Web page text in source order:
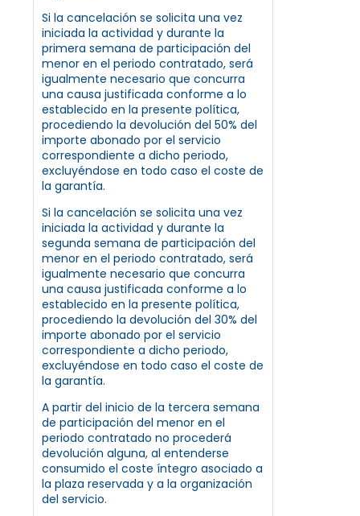
Si la cancelación se solicita una vez
iniciada la actividad y durante la
primera semana de participación del
menor en el periodo contratado, será
igualmente necesario que concurra
una causa justificada conforme a lo
establecido en la presente política,
procediendo la devolución del 50% del
importe abonado por el servicio
correspondiente a dicho periodo,
excluyéndose en todo caso el coste de
la garantía.
Si la cancelación se solicita una vez
iniciada la actividad y durante la
segunda semana de participación del
menor en el periodo contratado, será
igualmente necesario que concurra
una causa justificada conforme a lo
establecido en la presente política,
procediendo la devolución del 30% del
importe abonado por el servicio
correspondiente a dicho periodo,
excluyéndose en todo caso el coste de
la garantía.
A partir del inicio de la tercera semana
de participación del menor en el
periodo contratado no procederá
devolución alguna, al entenderse
consumido el coste íntegro asociado a
la plaza reservada y a la organización
del servicio.